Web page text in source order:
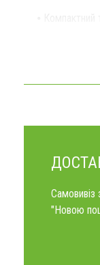
⦁
Самовивіз
"Новою